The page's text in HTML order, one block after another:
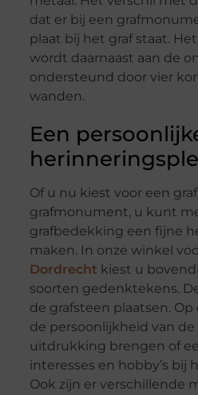
dat er bij een
plaat bij het graf staat.
wordt daarnaast aan de
ondersteund door vier
wanden.
Een
Of u nu kiest voor een
grafmonument, u kunt
grafbedekking een fijne
maken. In onze winkel
Dordrecht kiest u
soorten gedenktekens.
de grafsteen plaatsen.
de persoonlijkheid van
uitdrukking brengen of
interesses en hobby’s bij
Ook zijn er verschillende